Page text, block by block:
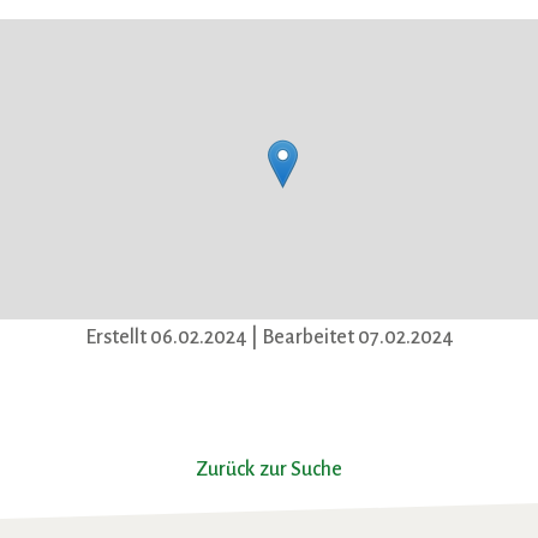
Erstellt 06.02.2024 | Bearbeitet 07.02.2024
Zurück zur Suche